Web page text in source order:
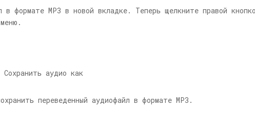
в формате MP3 в новой вкладке. Теперь щелкните правой
переведенный аудиофайл в формате MP3.